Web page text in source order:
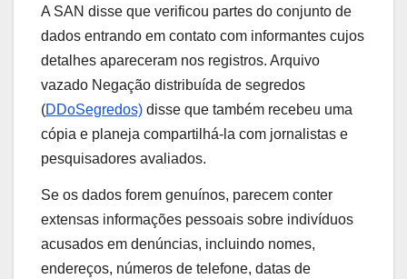
A SAN disse que verificou partes do conjunto de
dados entrando em contato com informantes cujos
detalhes apareceram nos registros. Arquivo
vazado Negação distribuída de segredos
(DDoSegredos) disse que também recebeu uma
cópia e planeja compartilhá-la com jornalistas e
pesquisadores avaliados.
Se os dados forem genuínos, parecem conter
extensas informações pessoais sobre indivíduos
acusados ​​em denúncias, incluindo nomes,
endereços, números de telefone, datas de